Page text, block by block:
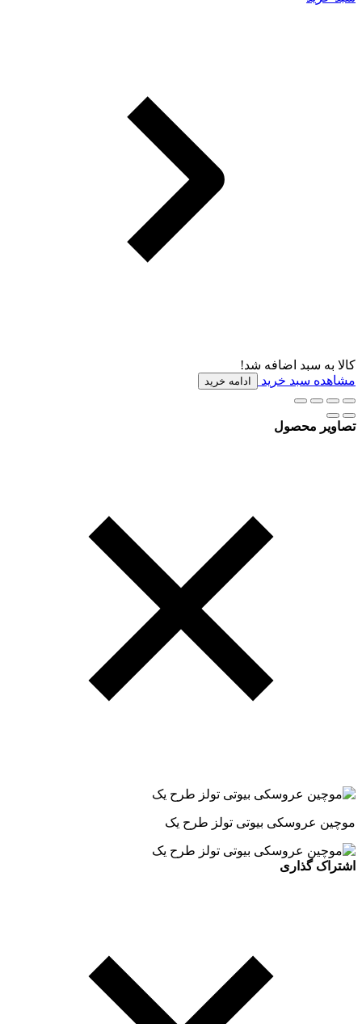
کالا به سبد اضافه شد!
مشاهده سبد خرید
ادامه خرید
تصاویر محصول
موچین عروسکی بیوتی تولز طرح یک
اشتراک گذاری